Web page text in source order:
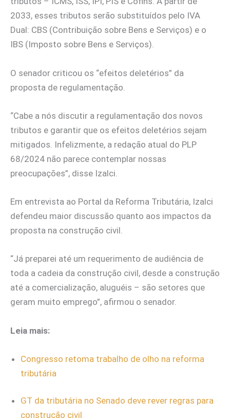
2033, esses tributos serão substituídos pelo IVA
Dual: CBS (Contribuição sobre Bens e Serviços) e o
IBS (Imposto sobre Bens e Serviços).
O senador criticou os “efeitos deletérios” da
proposta de regulamentação.
“Cabe a nós discutir a regulamentação dos novos
tributos e garantir que os efeitos deletérios sejam
mitigados. Infelizmente, a redação atual do PLP
68/2024 não parece contemplar nossas
preocupações”, disse Izalci.
Em entrevista ao Portal da Reforma Tributária, Izalci
defendeu maior discussão quanto aos impactos da
proposta na construção civil.
“Já preparei até um requerimento de audiência de
toda a cadeia da construção civil, desde a construção
até a comercialização, aluguéis – são setores que
geram muito emprego”, afirmou o senador.
Leia mais:
Congresso retoma trabalho de olho na reforma
tributária
GT da tributária no Senado deve rever regras para
construção civil